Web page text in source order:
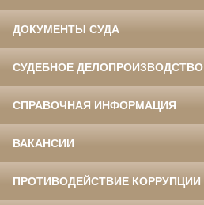
ДОКУМЕНТЫ СУДА
СУДЕБНОЕ ДЕЛОПРОИЗВОДСТВО
СПРАВОЧНАЯ ИНФОРМАЦИЯ
ВАКАНСИИ
ПРОТИВОДЕЙСТВИЕ КОРРУПЦИИ